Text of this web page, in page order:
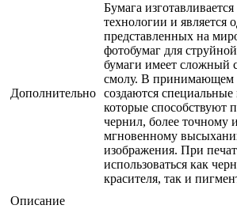
Дополнительно
Бумага
технологии и является
представленных на
фотобумаг для
бумаги имеет сложный
смолу. В принимающем
создаются
которые способствуют
чернил, более точному
мгновенному
изображения. При
использоваться как
красителя, так и
Описание